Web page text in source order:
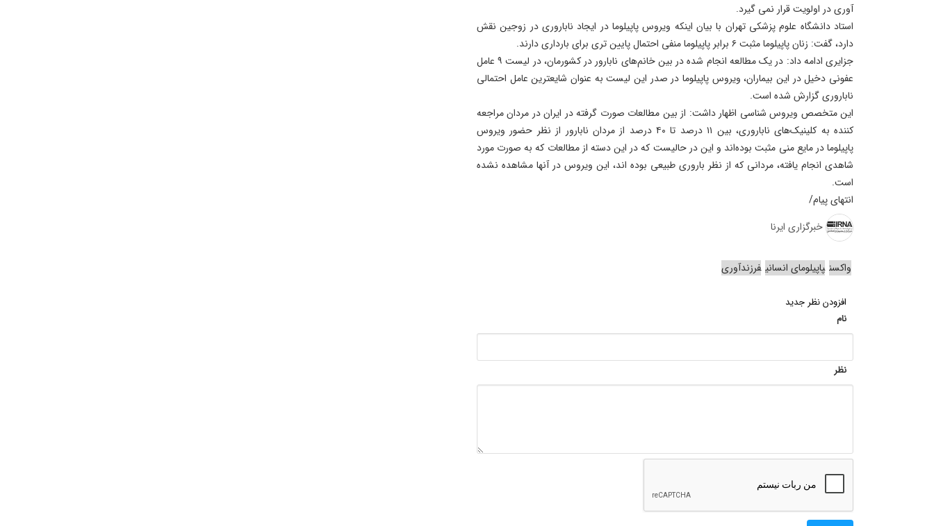
آوری در اولویت قرار نمی گیرد.
استاد دانشگاه علوم پزشکی تهران با بیان اینکه ویروس پاپیلوما در ایجاد ناباروری در زوجین نقش
دارد، گفت: زنان پاپیلوما مثبت ۶ برابر پاپیلوما منفی احتمال پایین تری برای بارداری دارند.
جزایری ادامه داد: در یک مطالعه انجام شده در بین خانم‌های نابارور در کشورمان، در لیست ۹ عامل
عفونی دخیل در این بیماران، ویروس پاپیلوما در صدر این لیست به عنوان شایعترین عامل احتمالی
ناباروری گزارش شده است.
این متخصص ویروس شناسی اظهار داشت: از بین مطالعات صورت گرفته در ایران در مردان مراجعه
کننده به کلینیک‌های ناباروری، بین ۱۱ درصد تا ۴۰ درصد از مردان نابارور از نظر حضور ویروس
پاپیلوما در مایع منی مثبت بوده‌اند و این در حالیست که در این دسته از مطالعات که به صورت مورد
شاهدی انجام یافته، مردانی که از نظر باروری طبیعی بوده اند، این ویروس در آنها مشاهده نشده
است.
انتهای پیام/
خبرگزاری ایرنا
واکسن پاپیلومای انسانی فرزندآوری
افزودن نظر جدید
نام
نظر